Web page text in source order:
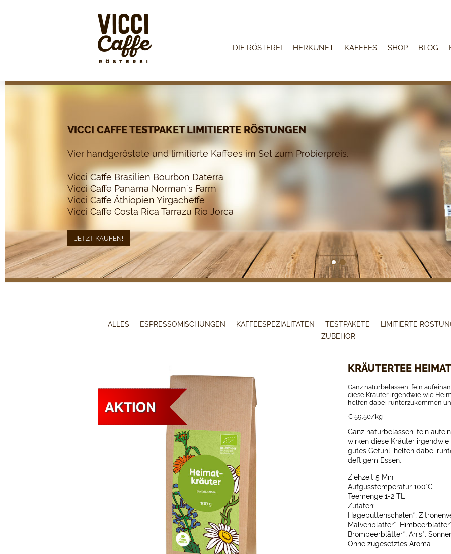
DIE RÖSTEREI HERKUNFT KAFFEES SHOP BLOG
VICCI CAFFE TESTPAKET LIMITIERTE RÖSTUNGEN
Vier handgeröstete und limitierte Kaffees im Set zum Probierpreis.
Vicci Caffe Brasilien Bourbon Daterra
Vicci Caffe Panama Norman´s Farm
Vicci Caffe Äthiopien Yirgacheffe
Vicci Caffe Costa Rica Tarrazu Rio Jorca
JETZT KAUFEN!
JETZT KAUFEN!
ALLES ESPRESSOMISCHUNGEN KAFFEESPEZIALITÄTEN TESTPAKETE LIMITIERTE
ZUBEHÖR
KRÄUTERTEE
Ganz naturbelassen, fein
diese Kräuter irgendwie wie
helfen dabei runterzukommen
€ 59,50/kg
Ganz naturbelassen, fein
wirken diese Kräuter
gutes Gefühl, helfen dabei
deftigem Essen.
Ziehzeit 5 Min
Aufgusstemperatur 100°C
Teemenge 1-2 TL
Zutaten:
Hagebuttenschalen*,
Malvenblätter*,
Brombeerblätter*, Anis*,
Ohne zugesetztes Aroma